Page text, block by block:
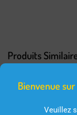
Produits
Bienvenue
Veuillez